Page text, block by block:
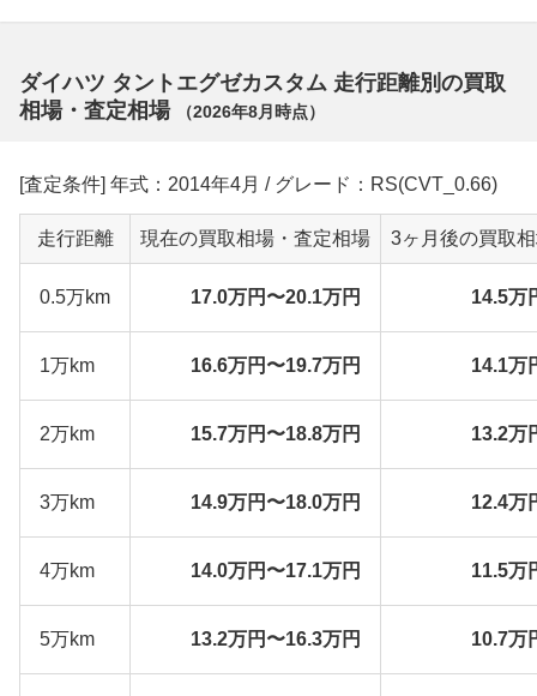
ダイハツ タントエグゼカスタム 走行距離別の買取
相場・査定相場
（2026年8月 時点）
[査定条件] 年式：2014年4月 / グレード：RS(CVT_0.66)
走行距離 現在の買取相場・査定相場 3ヶ月後の買取
0.5万km 17.0万円〜20.1万円 14.5万
1万km 16.6万円〜19.7万円 14.1万
2万km 15.7万円〜18.8万円 13.2万
3万km 14.9万円〜18.0万円 12.4万
4万km 14.0万円〜17.1万円 11.5万
5万km 13.2万円〜16.3万円 10.7万